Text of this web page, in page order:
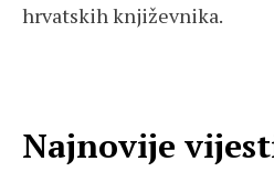
hrvatskih književnika.
Najnovije